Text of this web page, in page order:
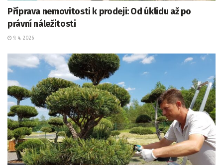
Příprava nemovitosti k prodeji: Od úklidu až po
právní náležitosti
9. 4. 2026